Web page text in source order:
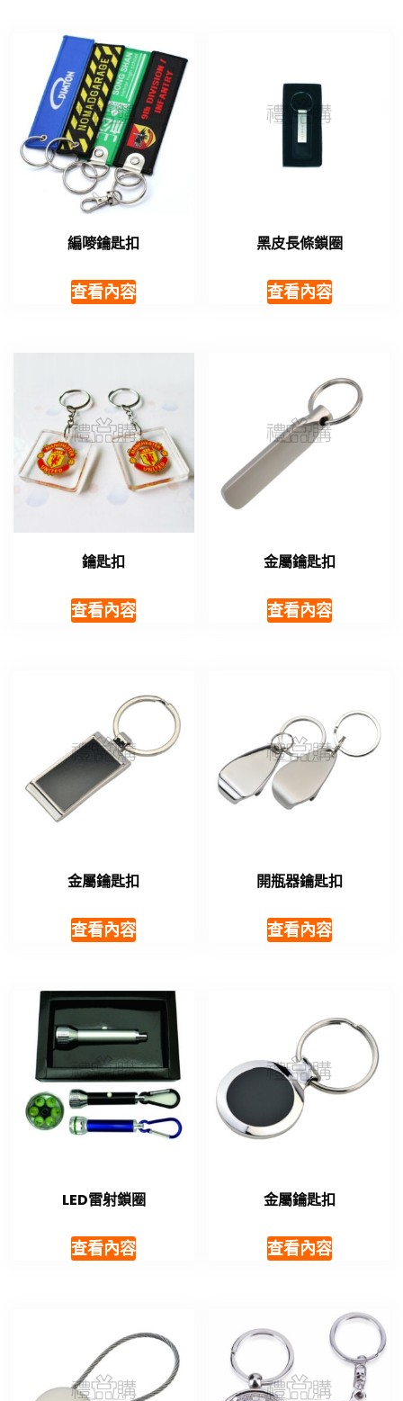
編嘜鑰匙扣
查看內容
黑皮長條鎖圈
查看內容
鑰匙扣
查看內容
金屬鑰匙扣
查看內容
金屬鑰匙扣
查看內容
開瓶器鑰匙扣
查看內容
LED雷射鎖圈
查看內容
金屬鑰匙扣
查看內容